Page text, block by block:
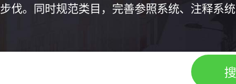
伐。同时规范类目，完善参照系统、注释系